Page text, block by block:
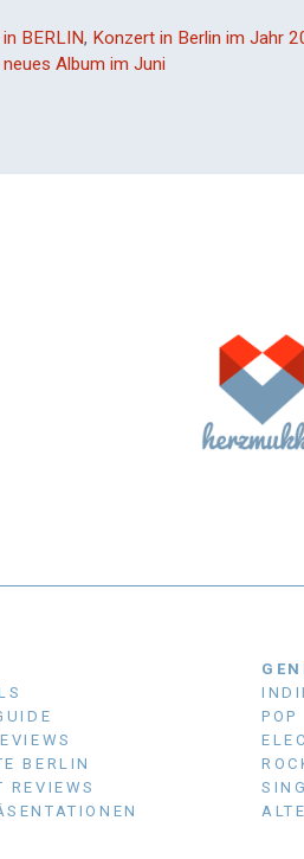
in BERLIN, Konzert in Berlin im Jahr
Album im Juni
BERLIN
REVIEWS
POP